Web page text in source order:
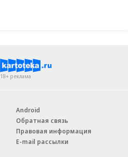
18+ реклама
Android
Обратная связь
Правовая информация
E-mail рассылки